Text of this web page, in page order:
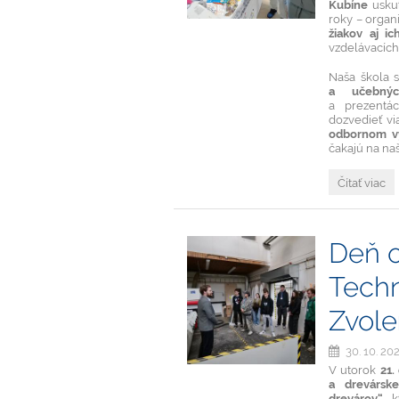
vlastné
oči:
Kubíne
roky –
žiakov aj
Naša škola
a
a
dozvedieť
odbornom
čakajú na
Burza
škôl
Kubíne:
Čítať viac
Deň
30. 10.
V utorok
a